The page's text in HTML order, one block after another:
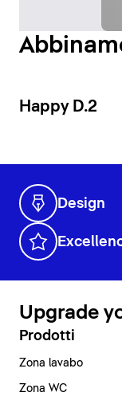
Happy D.2
Design
Upgrade
Prodotti
Zona lavabo
Zona WC